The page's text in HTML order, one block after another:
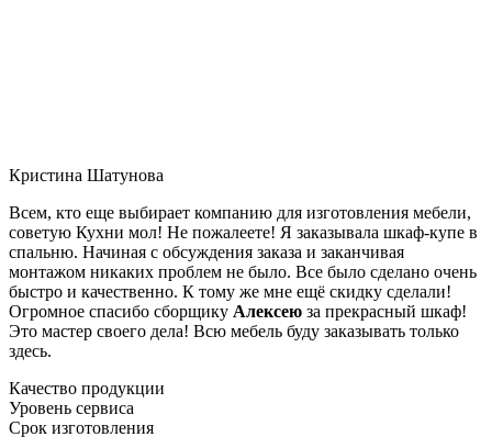
Кристина Шатунова
Всем, кто еще выбирает компанию для изготовления мебели,
советую Кухни мол! Не пожалеете! Я заказывала шкаф-купе в
спальню. Начиная с обсуждения заказа и заканчивая
монтажом никаких проблем не было. Все было сделано очень
быстро и качественно. К тому же мне ещё скидку сделали!
Огромное спасибо сборщику Алексею за прекрасный шкаф!
Это мастер своего дела! Всю мебель буду заказывать только
здесь.
Качество продукции
Уровень сервиса
Срок изготовления